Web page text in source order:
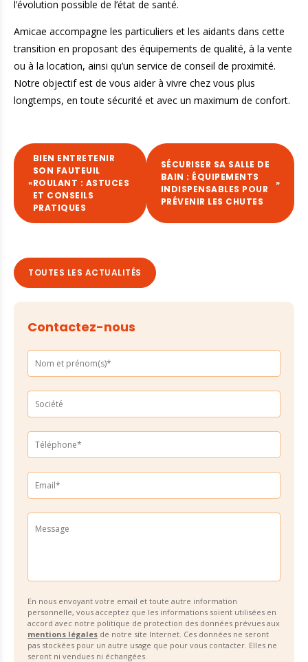
TOUTES LES ACTUALITÉS
Contactez-nous
En nous envoyant votre email et toute autre information
personnelle, vous acceptez que les informations soient utilisées en
accord avec notre politique de protection des données prévues aux
mentions légales de notre site Internet. Ces données ne seront
pas stockées pour un autre usage que pour vous contacter. Elles ne
seront ni vendues ni échangées.
l’évolution possible de l’état de santé.
Amicae accompagne les particuliers et les aidants dans cette
transition en proposant des équipements de qualité, à la vente
ou à la location, ainsi qu’un service de conseil de proximité.
Notre objectif est de vous aider à vivre chez vous plus
longtemps, en toute sécurité et avec un maximum de confort.
«
BIEN ENTRETENIR
SON FAUTEUIL
ROULANT : ASTUCES
ET CONSEILS
PRATIQUES
SÉCURISER SA SALLE DE
BAIN : ÉQUIPEMENTS
INDISPENSABLES POUR
PRÉVENIR LES CHUTES
»